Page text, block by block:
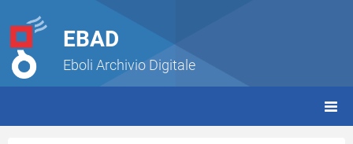
EBAD
Eboli Archivio Digitale